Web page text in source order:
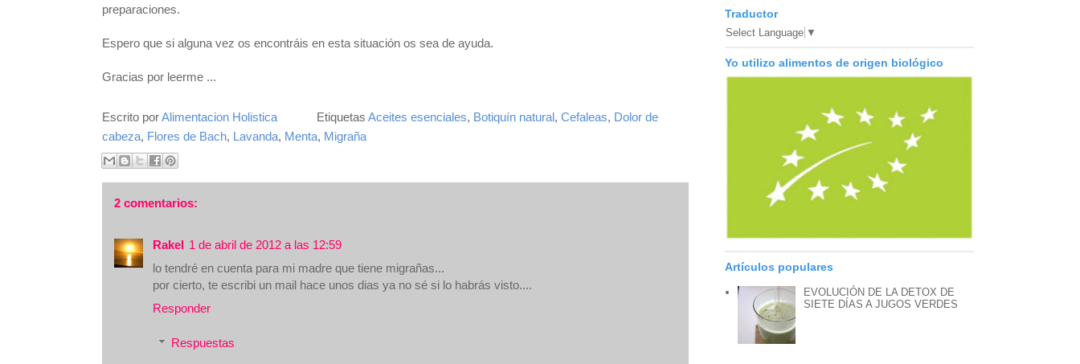
preparaciones.
Espero que si alguna vez os encontráis en esta situación os sea de ayuda.
Gracias por leerme ...
Escrito porAlimentacion Holistica Etiquetas Aceites esenciales, Botiquín natural, Cefaleas, Dolor de
cabeza, Flores de Bach, Lavanda, Menta, Migraña
2 comentarios:
Rakel 1 de abril de 2012 a las 12:59
lo tendré en cuenta para mi madre que tiene migrañas...
por cierto, te escribi un mail hace unos dias ya no sé si lo habrás visto....
Responder
Respuestas
Traductor
Select Language ▼
Yo utilizo alimentos de origen biológico
Artículos populares
EVOLUCIÓN DE LA DETOX DE
SIETE DÍAS A JUGOS VERDES